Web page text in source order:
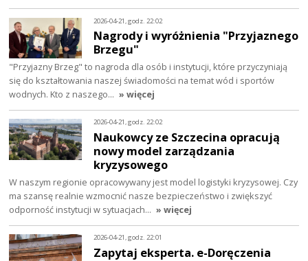
2026-04-21, godz. 22:02
Nagrody i wyróżnienia "Przyjaznego
Brzegu"
"Przyjazny Brzeg" to nagroda dla osób i instytucji, które przyczyniają
się do kształtowania naszej świadomości na temat wód i sportów
wodnych. Kto z naszego… » więcej
2026-04-21, godz. 22:02
Naukowcy ze Szczecina opracują
nowy model zarządzania
kryzysowego
W naszym regionie opracowywany jest model logistyki kryzysowej. Czy
ma szansę realnie wzmocnić nasze bezpieczeństwo i zwiększyć
odporność instytucji w sytuacjach… » więcej
2026-04-21, godz. 22:01
Zapytaj eksperta. e-Doręczenia